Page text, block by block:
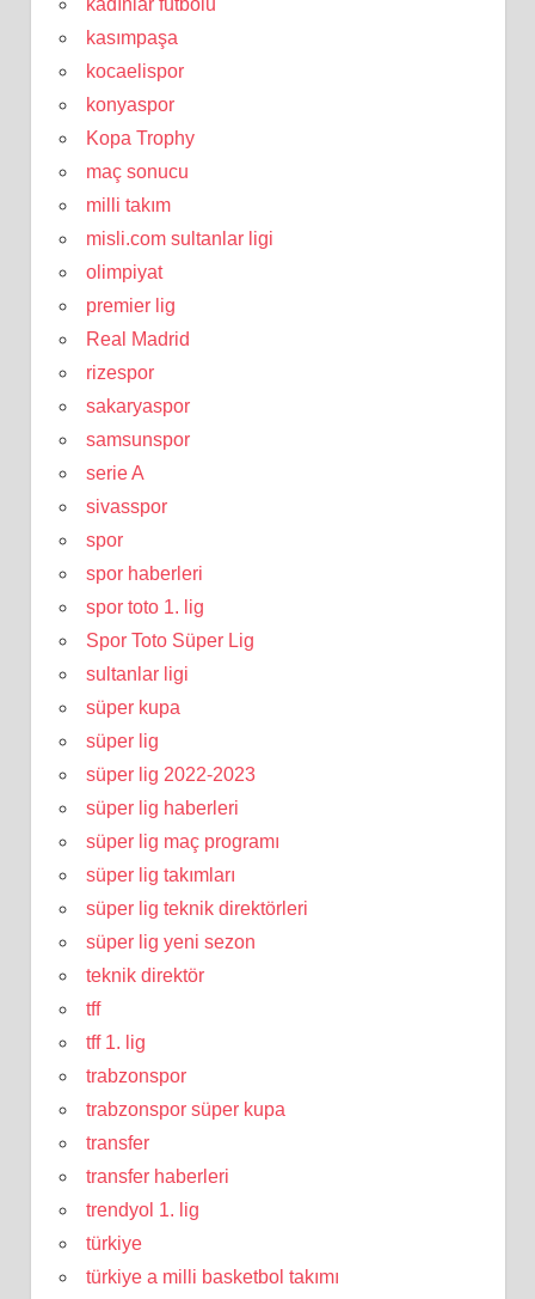
kadınlar futbolu
kasımpaşa
kocaelispor
konyaspor
Kopa Trophy
maç sonucu
milli takım
misli.com sultanlar ligi
olimpiyat
premier lig
Real Madrid
rizespor
sakaryaspor
samsunspor
serie A
sivasspor
spor
spor haberleri
spor toto 1. lig
Spor Toto Süper Lig
sultanlar ligi
süper kupa
süper lig
süper lig 2022-2023
süper lig haberleri
süper lig maç programı
süper lig takımları
süper lig teknik direktörleri
süper lig yeni sezon
teknik direktör
tff
tff 1. lig
trabzonspor
trabzonspor süper kupa
transfer
transfer haberleri
trendyol 1. lig
türkiye
türkiye a milli basketbol takımı